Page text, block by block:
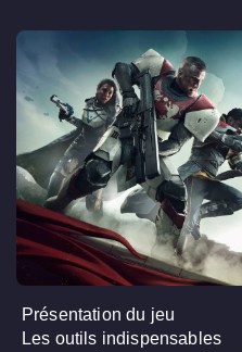
Présentation du jeu
Les outils indispensables